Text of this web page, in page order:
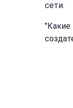
сети.
"Какие